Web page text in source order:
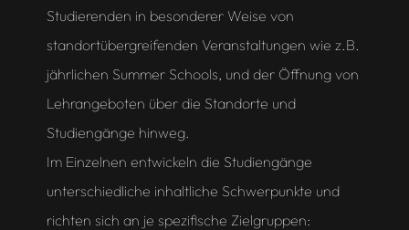
Studierenden in besonderer Weise von
standortübergreifenden Veranstaltungen wie z.B.
jährlichen Summer Schools, und der Öffnung von
Lehrangeboten über die Standorte und
Studiengänge hinweg.
Im Einzelnen entwickeln die Studiengänge
unterschiedliche inhaltliche Schwerpunkte und
richten sich an je spezifische Zielgruppen: